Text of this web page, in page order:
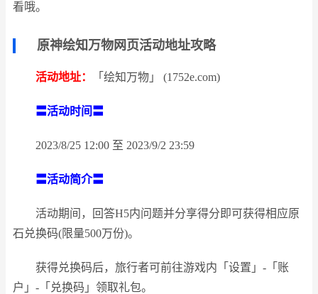
看哦。
原神绘知万物网页活动地址攻略
活动地址： 「绘知万物」 (1752e.com)
〓活动时间〓
2023/8/25 12:00 至 2023/9/2 23:59
〓活动简介〓
活动期间，回答H5内问题并分享得分即可获得相应原
石兑换码(限量500万份)。
获得兑换码后，旅行者可前往游戏内「设置」-「账
户」-「兑换码」领取礼包。